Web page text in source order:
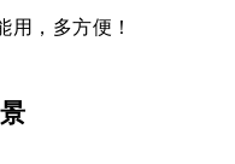
用，多方便！